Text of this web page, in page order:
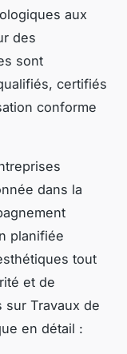
aux
des
sont
certifiés
conforme
dans la
planifiée
tout
et de
sur Travaux de
en détail :